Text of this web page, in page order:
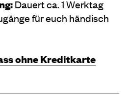
Dauert ca. 1 Werktag
für euch händisch
ohne Kreditkarte